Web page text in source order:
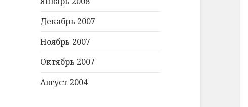
Декабрь 2007
Ноябрь 2007
Октябрь 2007
Август 2004